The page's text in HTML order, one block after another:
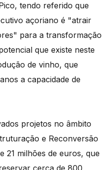
tendo referido que
açoriano é "atrair
para a transformação
que existe neste
de vinho, que
a capacidade de
projetos no âmbito
e Reconversão
21 milhões de euros, que